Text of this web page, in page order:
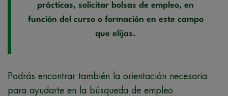
prácticas, solicitar bolsas de empleo, en
función del curso o formación en este campo
que elijas.
Podrás encontrar también la orientación necesaria
para ayudarte en la búsqueda de empleo